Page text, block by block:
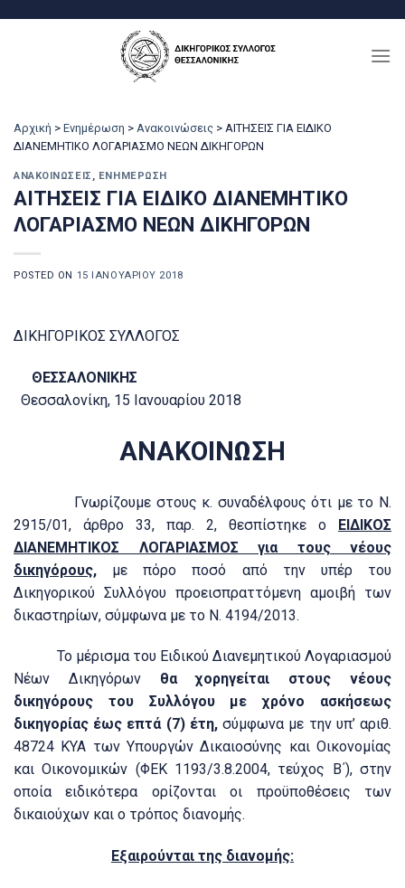
Αρχική > Ενημέρωση > Ανακοινώσεις > ΑΙΤΗΣΕΙΣ ΓΙΑ ΕΙΔΙΚΟ
ΔΙΑΝΕΜΗΤΙΚΟ ΛΟΓΑΡΙΑΣΜΟ ΝΕΩΝ ΔΙΚΗΓΟΡΩΝ
ΑΝΑΚΟΙΝΏΣΕΙΣ , ΕΝΗΜΈΡΩΣΗ
ΑΙΤΗΣΕΙΣ ΓΙΑ ΕΙΔΙΚΟ ΔΙΑΝΕΜΗΤΙΚΟ
ΛΟΓΑΡΙΑΣΜΟ ΝΕΩΝ ΔΙΚΗΓΟΡΩΝ
POSTED ON 15 ΙΑΝΟΥΑΡΊΟΥ 2018
ΔΙΚΗΓΟΡΙΚΟΣ ΣΥΛΛΟΓΟΣ
ΘΕΣΣΑΛΟΝΙΚΗΣ
Θεσσαλονίκη, 15 Ιανουαρίου 2018
ΑΝΑΚΟΙΝΩΣΗ
Γνωρίζουμε στους κ. συναδέλφους ότι με το Ν.
2915/01, άρθρο 33, παρ. 2, θεσπίστηκε ο ΕΙΔΙΚΟΣ
ΔΙΑΝΕΜΗΤΙΚΟΣ ΛΟΓΑΡΙΑΣΜΟΣ για τους νέους
δικηγόρους, με πόρο ποσό από την υπέρ του
Δικηγορικού Συλλόγου προεισπραττόμενη αμοιβή των
δικαστηρίων, σύμφωνα με το Ν. 4194/2013.
Το μέρισμα του Ειδικού Διανεμητικού Λογαριασμού
Νέων Δικηγόρων θα χορηγείται στους νέους
δικηγόρους του Συλλόγου με χρόνο ασκήσεως
δικηγορίας έως επτά (7) έτη,σύμφωνα με την υπ’ αριθ.
48724 ΚΥΑ των Υπουργών Δικαιοσύνης και Οικονομίας
και Οικονομικών (ΦΕΚ 1193/3.8.2004, τεύχος Β΄), στην
οποία ειδικότερα ορίζονται οι προϋποθέσεις των
δικαιούχων και ο τρόπος διανομής.
Εξαιρούνται της διανομής: